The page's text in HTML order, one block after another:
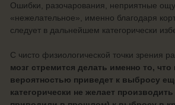
Ошибки, разочарования, неприятные
«нежелательное», именно благодаря
следует в дальнейшем категорически
С чисто физиологической точки зрения
мозг стремится делать именно то,
вероятностью приведет к выбросу
категорически не желает